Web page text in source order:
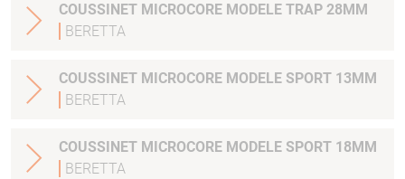
COUSSINET MICROCORE MODELE TRAP 28MM
BERETTA
COUSSINET MICROCORE MODELE SPORT 13MM
BERETTA
COUSSINET MICROCORE MODELE SPORT 18MM
BERETTA